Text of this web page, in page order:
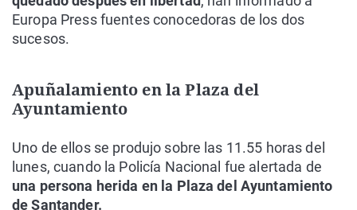
Europa Press fuentes conocedoras de los dos
sucesos.
Apuñalamiento en la Plaza del
Ayuntamiento
Uno de ellos se produjo sobre las 11.55 horas del
lunes, cuando la Policía Nacional fue alertada de
una persona herida en la Plaza del Ayuntamiento
de Santander.